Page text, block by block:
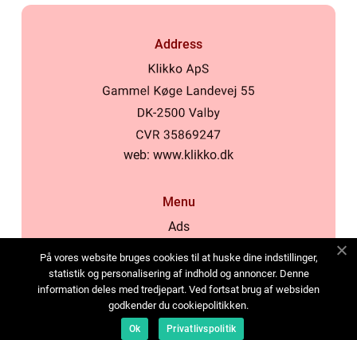
Address
web: www.klikko.dk
Menu
Ads
Cookies
Contact
Sitemap
På vores website bruges cookies til at huske dine indstillinger,
statistik og personalisering af indhold og annoncer. Denne
information deles med tredjepart. Ved fortsat brug af websiden
godkender du cookiepolitikken.
Ok Privatlivspolitik